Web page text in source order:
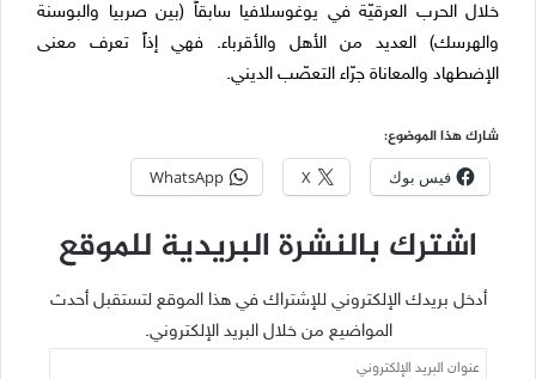
خلال الحرب العرقيّة في يوغوسلافيا سابقاً (بين صربيا والبوسنة
والهرسك) العديد من الأهل والأقرباء. فهي إذاً تعرف معنى
الإضطهاد والمعاناة جرّاء التعصّب الديني.
شارك هذا الموضوع:
فيس بوك X
WhatsApp
اشترك بالنشرة البريدية للموقع
أدخل بريدك الإلكتروني للإشتراك في هذا الموقع لتستقبل أحدث
المواضيع من خلال البريد الإلكتروني.
عنوان